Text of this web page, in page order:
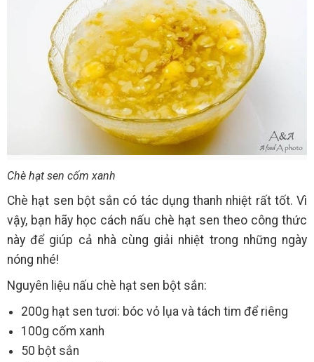
Chè hạt sen cốm xanh
Chè hạt sen bột sắn có tác dụng thanh nhiệt rất tốt. Vì
vậy, bạn hãy học cách nấu chè hạt sen theo công thức
này để giúp cả nhà cùng giải nhiệt trong những ngày
nóng nhé!
Nguyên liệu nấu chè hạt sen bột sắn:
200g hạt sen tươi: bóc vỏ lụa và tách tim để riêng
100g cốm xanh
50 bột sắn